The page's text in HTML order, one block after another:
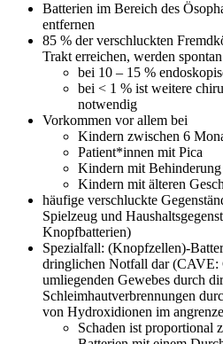
Batterien im Bereich des
entfernen
85 % der verschluckten
Trakt erreichen, werden
bei 10 – 15 %
bei < 1 % ist weitere
notwendig
Vorkommen vor allem bei
Kindern zwischen 6
Patient*innen mit Pica
Kindern mit Behinderung
Kindern mit älteren
häufige verschluckte
Spielzeug und
Knopfbatterien)
Spezialfall: (Knopfzellen)-
dringlichen Notfall dar (CAVE:
umliegenden Gewebes durch
Schleimhautverbrennungen
von Hydroxidionen im
Schaden ist proportional